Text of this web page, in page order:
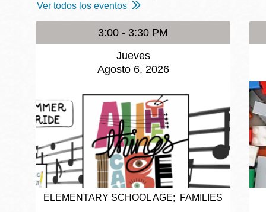
Ver todos los eventos
3:00 - 3:30 PM
Jueves
Agosto 6, 2026
ELEMENTARY SCHOOL AGE FAMILIES